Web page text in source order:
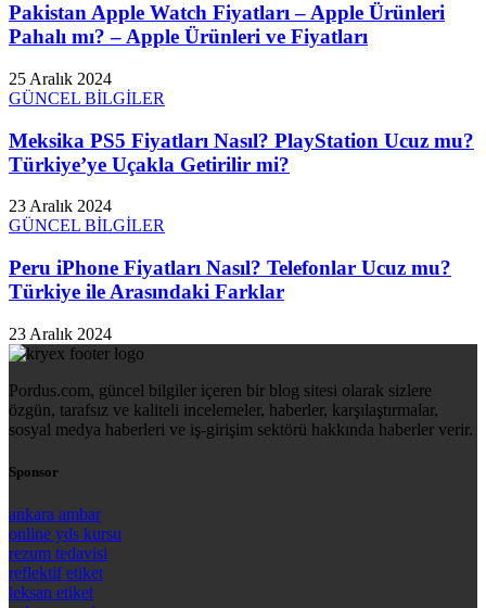
Pakistan Apple Watch Fiyatları – Apple Ürünleri
Pahalı mı? – Apple Ürünleri ve Fiyatları
25 Aralık 2024
GÜNCEL BİLGİLER
Meksika PS5 Fiyatları Nasıl? PlayStation Ucuz mu?
Türkiye’ye Uçakla Getirilir mi?
23 Aralık 2024
GÜNCEL BİLGİLER
Peru iPhone Fiyatları Nasıl? Telefonlar Ucuz mu?
Türkiye ile Arasındaki Farklar
23 Aralık 2024
Pordus.com, güncel bilgiler içeren bir blog sitesi olarak sizlere
özgün, tarafsız ve kaliteli incelemeler, haberler, karşılaştırmalar,
sosyal medya haberleri ve iş-girişim sektörü hakkında haberler verir.
Sponsor
ankara ambar
online yds kursu
rezum tedavisi
reflektif etiket
leksan etiket